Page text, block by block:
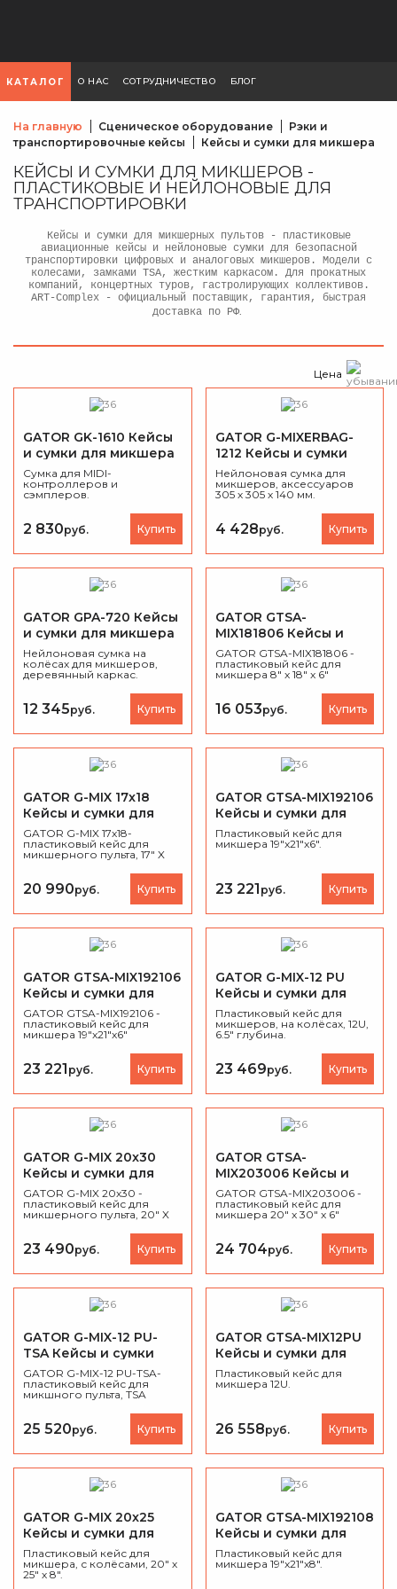
КАТАЛОГ О НАС СОТРУДНИЧЕСТВО БЛОГ
На главную Сценическое оборудование
Рэки и
транспортировочные кейсы
Кейсы и сумки для микшера
КЕЙСЫ И СУМКИ ДЛЯ МИКШЕРОВ -
ПЛАСТИКОВЫЕ И НЕЙЛОНОВЫЕ ДЛЯ
ТРАНСПОРТИРОВКИ
Кейсы и сумки для микшерных пультов - пластиковые
авиационные кейсы и нейлоновые сумки для безопасной
транспортировки цифровых и аналоговых микшеров. Модели с
колесами, замками TSA, жестким каркасом. Для прокатных
компаний, концертных туров, гастролирующих коллективов.
ART-Complex - официальный поставщик, гарантия, быстрая
доставка по РФ.
Цена
GATOR GK-1610 Кейсы
и сумки для микшера
Сумка для MIDI-
контроллеров и
сэмплеров.
2 830руб. Купить
GATOR G-MIXERBAG-
1212 Кейсы и сумки
для микшера
Нейлоновая сумка для
микшеров, аксессуаров
305 х 305 х 140 мм.
4 428руб. Купить
GATOR GPA-720 Кейсы
и сумки для микшера
Нейлоновая сумка на
колёсах для микшеров,
деревянный каркас.
12 345руб. Купить
GATOR GTSA-
MIX181806 Кейсы и
сумки для микшера
GATOR GTSA-MIX181806 -
пластиковый кейс для
микшера 8" x 18" x 6"
16 053руб. Купить
GATOR G-MIX 17x18
Кейсы и сумки для
микшера
GATOR G-MIX 17x18-
пластиковый кейс для
микшерного пульта, 17" X
20 990руб. Купить
GATOR GTSA-MIX192106
Кейсы и сумки для
микшера
Пластиковый кейс для
микшера 19"x21"x6".
23 221 руб. Купить
GATOR GTSA-MIX192106
Кейсы и сумки для
микшера
GATOR GTSA-MIX192106 -
пластиковый кейс для
микшера 19"x21"x6"
23 221 руб. Купить
GATOR G-MIX-12 PU
Кейсы и сумки для
микшера
Пластиковый кейс для
микшеров, на колёсах, 12U,
6.5" глубина.
23 469руб. Купить
GATOR G-MIX 20x30
Кейсы и сумки для
микшера
GATOR G-MIX 20x30 -
пластиковый кейс для
микшерного пульта, 20" X
23 490руб. Купить
GATOR GTSA-
MIX203006 Кейсы и
сумки для микшера
GATOR GTSA-MIX203006 -
пластиковый кейс для
микшера 20" x 30" x 6"
24 704руб. Купить
GATOR G-MIX-12 PU-
TSA Кейсы и сумки
для микшера
GATOR G-MIX-12 PU-TSA-
пластиковый кейс для
микшного пульта, TSA
25 520руб. Купить
GATOR GTSA-MIX12PU
Кейсы и сумки для
микшера
Пластиковый кейс для
микшера 12U.
26 558руб. Купить
GATOR G-MIX 20x25
Кейсы и сумки для
микшера
Пластиковый кейс для
микшера, с колёсами, 20" х
25" х 8".
GATOR GTSA-MIX192108
Кейсы и сумки для
микшера
Пластиковый кейс для
микшера 19"x21"x8".